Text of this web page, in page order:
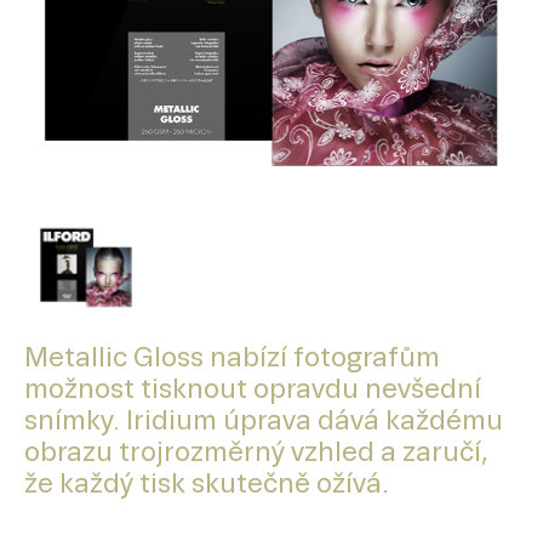
Metallic Gloss nabízí fotografům
možnost tisknout opravdu nevšední
snímky. Iridium úprava dává každému
obrazu trojrozměrný vzhled a zaručí,
že každý tisk skutečně ožívá.